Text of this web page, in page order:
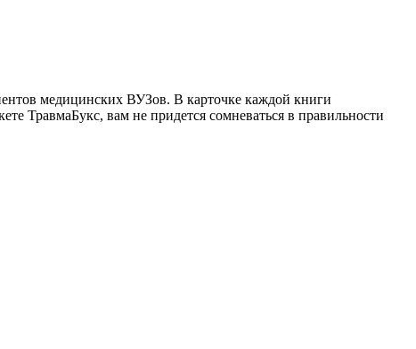
медицинских ВУЗов. В карточке каждой книги
ТравмаБукс, вам не придется сомневаться в правильности